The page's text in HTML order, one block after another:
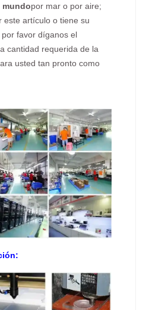
mundopor mar o por aire;
este artículo o tiene su
favor díganos el
cantidad requerida de la
usted tan pronto como